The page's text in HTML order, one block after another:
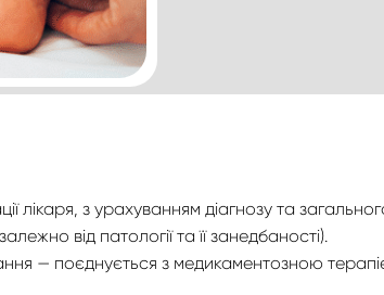
лікаря, з урахуванням діагнозу та
від патології та її занедбаності).
— поєднується з медикаментозною